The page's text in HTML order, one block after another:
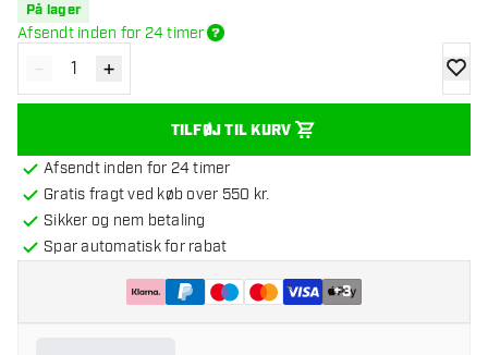
På lager
Afsendt inden for 24 timer
Reducér antal
- Øg antal
+
TILFØJ TIL KURV
Afsendt inden for 24 timer
Gratis fragt ved køb over 550 kr.
Sikker og nem betaling
Spar automatisk for rabat
+3